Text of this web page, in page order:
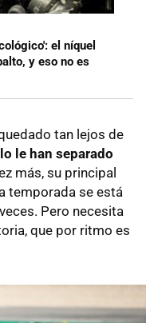
el níquel
y eso no es
tan lejos de
le han separado
más, su principal
temporada se está
Pero necesita
que por ritmo es